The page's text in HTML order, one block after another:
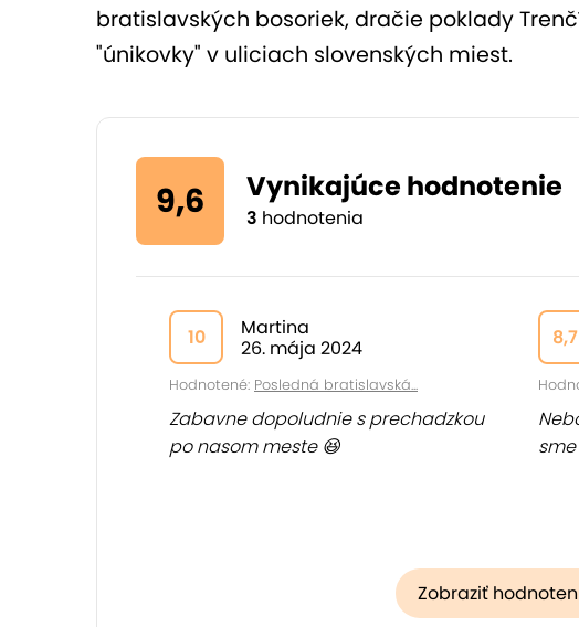
bratislavských bosoriek, dračie poklady
"únikovky" v uliciach slovenských miest.
9,6 Vynikajúce hodnotenie
3 hodnotenia
10
Martina
26. mája 2024
Hodnotené: Posledná bratislavská...
Zabavne dopoludnie s prechadzkou
po nasom meste 😆
8,7
Zobraziť